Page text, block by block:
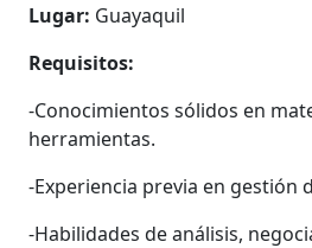
Lugar: Guayaquil
Requisitos:
-Conocimientos sólidos en
herramientas.
-Experiencia previa en gestión
-Habilidades de análisis,